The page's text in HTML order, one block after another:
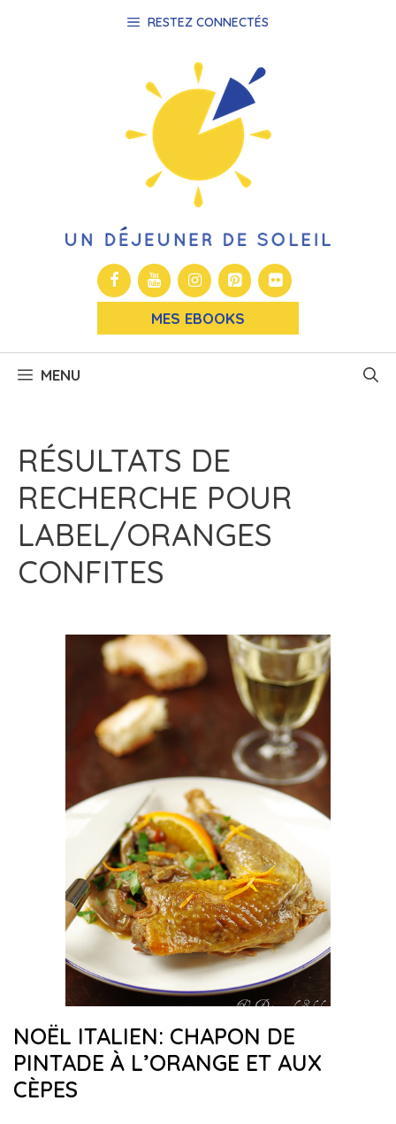
RESTEZ CONNECTÉS
MES EBOOKS
MENU
RÉSULTATS DE
RECHERCHE POUR
LABEL/ORANGES
CONFITES
NOËL ITALIEN: CHAPON DE
PINTADE À L’ORANGE ET AUX
CÈPES